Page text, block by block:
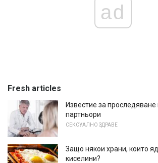
ad
Fresh articles
Известие за проследяване
партньори
СЕКСУАЛНО ЗДРАВЕ
Защо някои храни, които
киселини?